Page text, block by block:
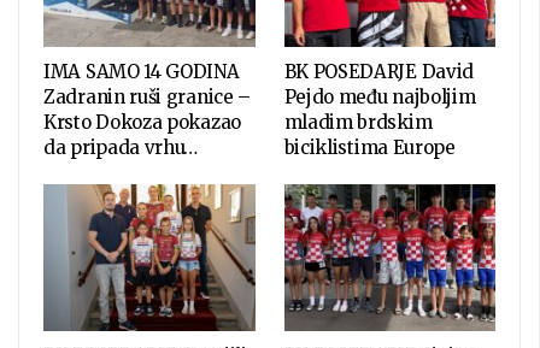
IMA SAMO 14 GODINA
Zadranin ruši granice –
Krsto Dokoza pokazao
da pripada vrhu…
BK POSEDARJE David
Pejdo među najboljim
mladim brdskim
biciklistima Europe